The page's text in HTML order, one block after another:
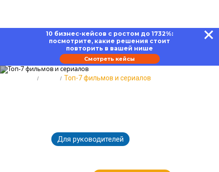
10 бизнес-кейсов с ростом до 1732%:
посмотрите, какие решения стоит
повторить в вашей нише
Смотреть кейсы
Топ-7 фильмов и сериалов
Для руководителей